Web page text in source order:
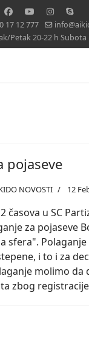
17 12 777
Petak 20-22 h Subota
pojaseve
NOVOSTI 12
časova u SC
za pojaseve
sfera". Polaganje
i to i za
molimo da
zbog